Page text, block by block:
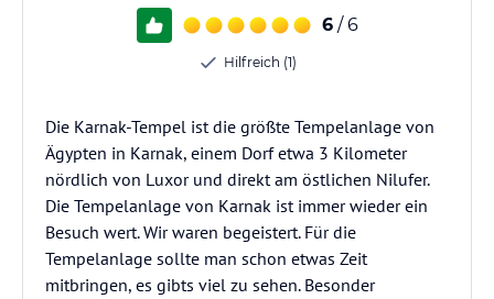
6 / 6
Hilfreich (1)
Die Karnak-Tempel ist die größte Tempelanlage von
Ägypten in Karnak, einem Dorf etwa 3 Kilometer
nördlich von Luxor und direkt am östlichen Nilufer.
Die Tempelanlage von Karnak ist immer wieder ein
Besuch wert. Wir waren begeistert. Für die
Tempelanlage sollte man schon etwas Zeit
mitbringen, es gibts viel zu sehen. Besonder